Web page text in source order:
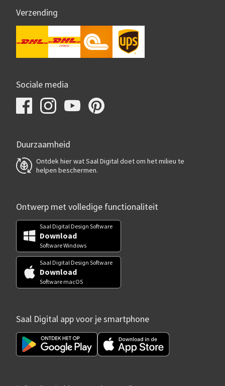
Verzending
Sociale media
Duurzaamheid
Ontdek hier wat Saal Digital doet om het milieu te
helpen beschermen.
Ontwerp met volledige functionaliteit
Saal Digital Design Software
Download
Software Windows
Saal Digital Design Software
Download
Software macOS
Saal Digital app voor je smartphone